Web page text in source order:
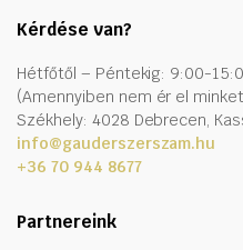
Kérdése van?
Hétfőtől – Péntekig: 9:00-
(Amennyiben nem ér el
Székhely: 4028 Debrecen,
info@gauderszerszam.hu
+36 70 944 8677
Partnereink